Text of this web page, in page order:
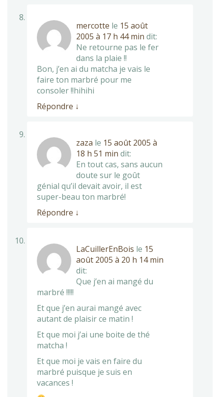
mercotte le 15 août
2005 à 17 h 44 min dit:
Ne retourne pas le fer
dans la plaie !!
Bon, j’en ai du matcha je vais le
faire ton marbré pour me
consoler !!hihihi
Répondre ↓
zaza le 15 août 2005 à
18 h 51 min dit:
En tout cas, sans aucun
doute sur le goût
génial qu’il devait avoir, il est
super-beau ton marbré!
Répondre ↓
LaCuillerEnBois le 15
août 2005 à 20 h 14 min
dit:
Que j’en ai mangé du
marbré !!!!!
Et que j’en aurai mangé avec
autant de plaisir ce matin !
Et que moi j’ai une boite de thé
matcha !
Et que moi je vais en faire du
marbré puisque je suis en
vacances !